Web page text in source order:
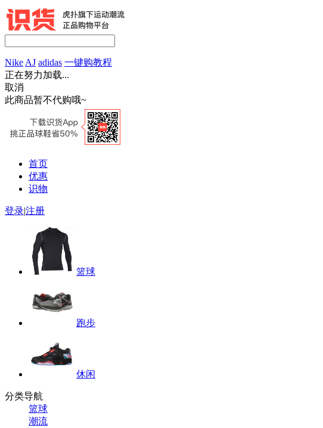
Nike AJ adidas 一键购教程
正在努力加载...
取消
此商品暂不代购哦~
首页
优惠
识物
登录|注册
篮球
跑步
休闲
分类导航
篮球
潮流